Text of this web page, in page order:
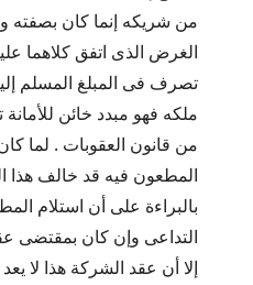
من شريكه إنما كان بصفته
الغرض الذى اتفق كلاهما
تصرف فى المبلغ المسلم
من قانون العقوبات . لما
المطعون فيه قد خالف هذا
بالبراءة على أن استلام
التداعى وإن كان بمقتضى
إلا أن عقد الشركة هذا لا